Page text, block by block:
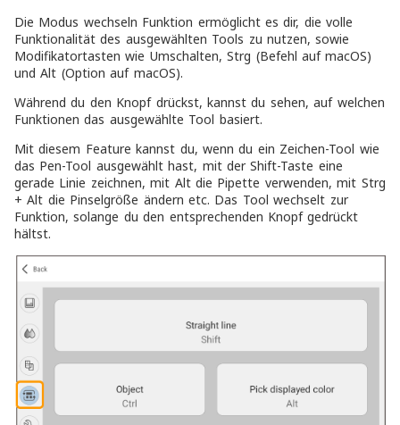
Die Modus wechseln Funktion ermöglicht es dir, die volle
Funktionalität des ausgewählten Tools zu nutzen, sowie
Modifikatortasten wie Umschalten, Strg (Befehl auf macOS)
und Alt (Option auf macOS).
Während du den Knopf drückst, kannst du sehen, auf welchen
Funktionen das ausgewählte Tool basiert.
Mit diesem Feature kannst du, wenn du ein Zeichen-Tool wie
das Pen-Tool ausgewählt hast, mit der Shift-Taste eine
gerade Linie zeichnen, mit Alt die Pipette verwenden, mit Strg
+ Alt die Pinselgröße ändern etc. Das Tool wechselt zur
Funktion, solange du den entsprechenden Knopf gedrückt
hältst.